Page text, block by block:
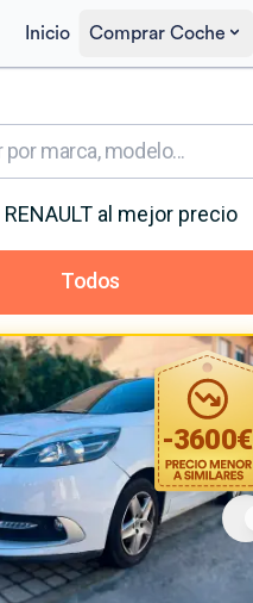
Inicio Comprar Coche
RENAULT al mejor precio
Todos
-3600€